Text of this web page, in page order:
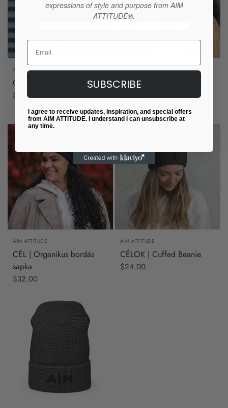
AIM ATTITUDE
CÉL | Hímzett Beanie
$25.00
AIM ATTITUDE
CÉL | Organikus bordás
sapka
$32.00
AIM ATTITUDE
CÉL | Organikus bordás
sapka
$32.00
AIM ATTITUDE
CÉLOK | Cuffed Beanie
$24.00
expressions of style and purpose from AIM
ATTITUDE®.
Email
SUBSCRIBE
I agree to receive updates, inspiration, and special offers
from AIM ATTITUDE. I understand I can unsubscribe at
any time.